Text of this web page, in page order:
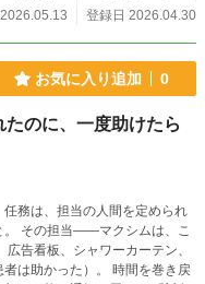
登録日 2026.04.30
お気に入り追加 0
のに、一度助けたら
務は、担当の人間を定められ
。 その担当——マクシムは、こ
告看板、シャワーカーテン、
は助かった）。 時間を巻き戻